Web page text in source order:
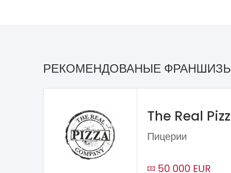
РЕКОМЕНДОВАНЫЕ
The Real
Пицерии
50 000 EUR